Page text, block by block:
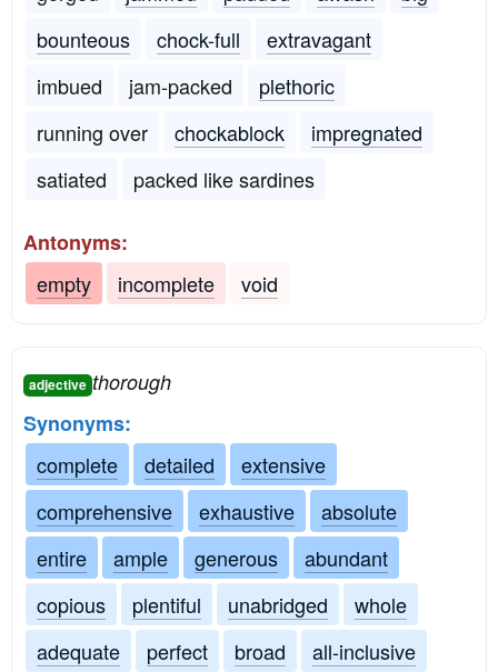
bounteous
chock-full
extravagant
imbued
jam-packed
plethoric
running over
chockablock
impregnated
satiated
packed like sardines
Antonyms:
empty
incomplete void
adjective thorough
Synonyms:
complete
detailed
extensive
comprehensive
exhaustive
absolute
entire
ample generous
abundant
copious
plentiful unabridged
whole
adequate
perfect broad
all-inclusive